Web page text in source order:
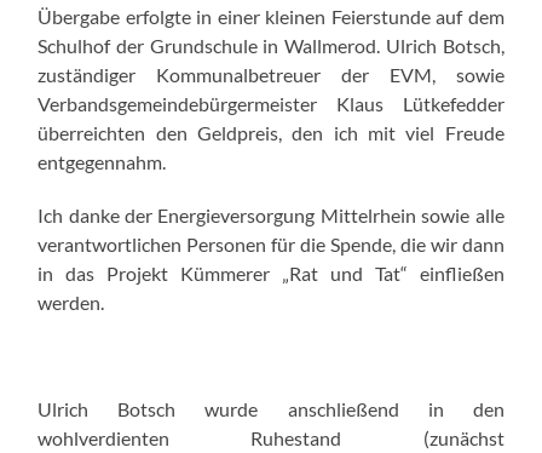
Übergabe erfolgte in einer kleinen Feierstunde auf dem
Schulhof der Grundschule in Wallmerod. Ulrich Botsch,
zuständiger Kommunalbetreuer der EVM, sowie
Verbandsgemeindebürgermeister Klaus Lütkefedder
überreichten den Geldpreis, den ich mit viel Freude
entgegennahm.
Ich danke der Energieversorgung Mittelrhein sowie alle
verantwortlichen Personen für die Spende, die wir dann
in das Projekt Kümmerer „Rat und Tat“ einfließen
werden.
Ulrich Botsch wurde anschließend in den
wohlverdienten Ruhestand (zunächst